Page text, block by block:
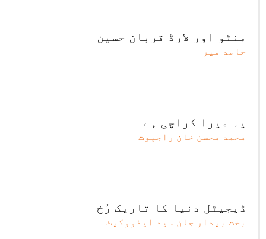
منٹو اور لارڈ قربان حسین
حامد میر
یہ میرا کراچی ہے
محمد محسن خان راجپوت
ڈیجیٹل دنیا کا تاریک رُخ
بخت بیدار جان سید ایڈووکیٹ